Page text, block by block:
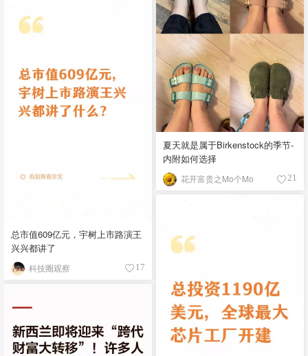
夏天就是属于Birkenstock的季节-
内附如何选择
花开富贵之Mo个Mo 21
总市值609亿元，宇树上市路演王
兴兴都讲了
科技圈观察 17